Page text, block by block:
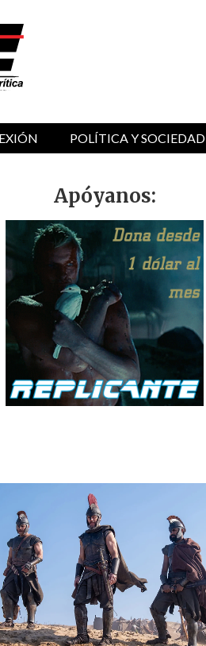
POLÍTICA Y SOCIEDAD
Apóyanos: